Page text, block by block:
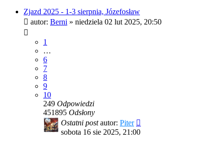
Zjazd 2025 - 1-3 sierpnia, Józefosław
autor: Berni » niedziela 02 lut 2025, 20:50
1
…
6
7
8
9
10
249 Odpowiedzi
451895 Odsłony
Ostatni postautor: Piter
sobota 16 sie 2025, 21:00